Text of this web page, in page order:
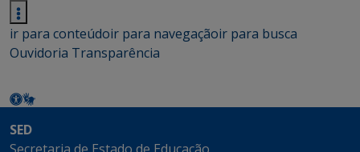
ir para conteúdoir para navegaçãoir para busca
Ouvidoria Transparência
SED